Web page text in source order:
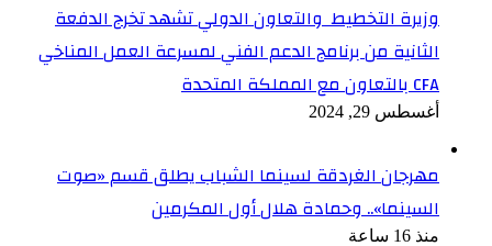
وزيرة التخطيط والتعاون الدولي تشهد تخرج الدفعة
الثانية من برنامج الدعم الفني لمسرعة العمل المناخي
CFA بالتعاون مع المملكة المتحدة
أغسطس 29, 2024
مهرجان الغردقة لسينما الشباب يطلق قسم «صوت
السينما».. وحمادة هلال أول المكرمين
منذ 16 ساعة